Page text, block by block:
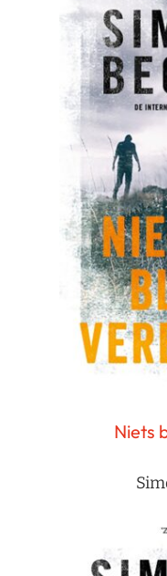
Niets